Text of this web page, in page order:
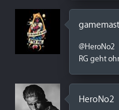
@HeroNo2
RG geht
HeroNo2